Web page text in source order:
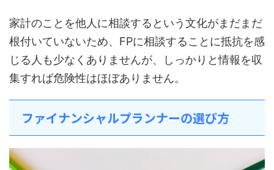
家計のことを他人に相談するという文化がまだまだ
根付いていないため、FPに相談することに抵抗を感
じる人も少なくありませんが、しっかりと情報を収
集すれば危険性はほぼありません。
ファイナンシャルプランナーの選び方